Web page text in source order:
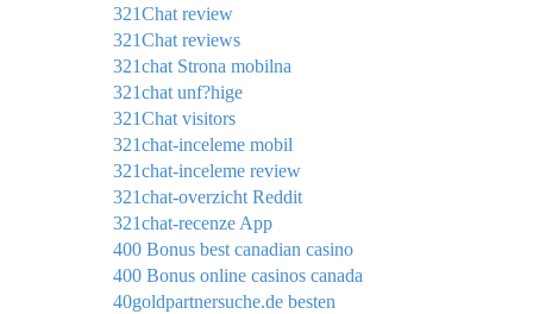
321Chat review
321Chat reviews
321chat Strona mobilna
321chat unf?hige
321Chat visitors
321chat-inceleme mobil
321chat-inceleme review
321chat-overzicht Reddit
321chat-recenze App
400 Bonus best canadian casino
400 Bonus online casinos canada
40goldpartnersuche.de besten